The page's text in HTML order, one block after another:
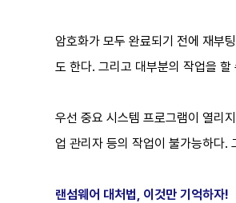
암호화가 모두 완료되기 전에 재부
도 한다. 그리고 대부분의 작업을
우선 중요 시스템 프로그램이 열
업 관리자 등의 작업이 불가능하다.
랜섬웨어 대처법, 이것만 기억하자!